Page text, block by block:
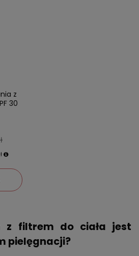
z
30
z filtrem do ciała jest
pielęgnacji?